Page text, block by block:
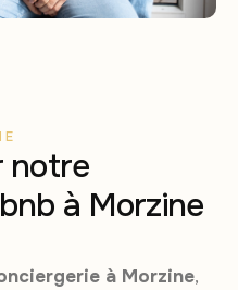
notre
à Morzine
à Morzine,